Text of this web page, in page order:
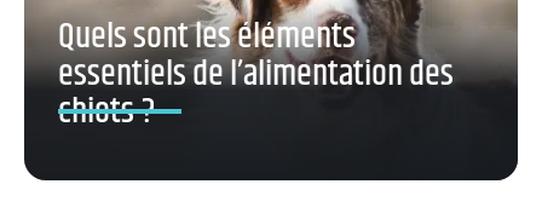
Quels sont les éléments
essentiels de l’alimentation des
chiots ?